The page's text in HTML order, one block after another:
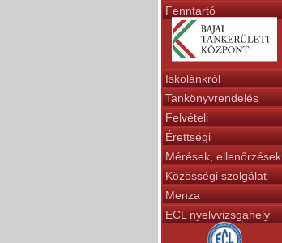
Fenntartó
Iskolánkról
Tankönyvrendelés
Felvételi
Érettségi
Mérések, ellenőrzések
Közösségi szolgálat
Menza
ECL nyelvvizsgahely